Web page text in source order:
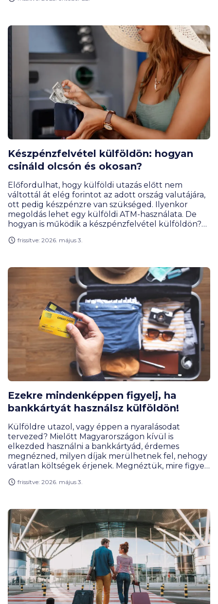
egész olcsón és fennakadások nélkül
megúszhatjuk a külföldi fizetéseket.
Készpénzfelvétel külföldön: hogyan
csináld olcsón és okosan?
Előfordulhat, hogy külföldi utazás előtt nem
váltottál át elég forintot az adott ország valutájára,
ott pedig készpénzre van szükséged. Ilyenkor
megoldás lehet egy külföldi ATM-használata. De
hogyan is működik a készpénzfelvétel külföldön?
figyelned?
frissítve: 2026. május 3.
Ezekre mindenképpen figyelj, ha
bankkártyát használsz külföldön!
Külföldre utazol, vagy éppen a nyaralásodat
tervezed? Mielőtt Magyarországon kívül is
elkezded használni a bankkártyád, érdemes
megnézned, milyen díjak merülhetnek fel, nehogy
váratlan költségek érjenek. Megnéztük, mire figyelj
akár bankkártyával vásárolnál, akár készpénzt
frissítve: 2026. május 3.